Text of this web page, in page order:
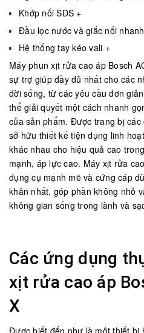
Khớp nối SDS +
Đầu lọc nước và giắc nối
Hệ thống tay kéo vali +
Máy phun xịt rửa cao áp Bosch
sự trợ giúp đầy đủ nhất cho các
đời sống, từ các yêu cầu đơn
thể giải quyết một cách nhanh
của sản phẩm. Được trang bị
sở hữu thiết kế tiện dụng linh
khác nhau cho hiệu quả cao
mạnh, áp lực cao. Máy xịt rửa
dụng cụ mạnh mẽ và cứng cáp
khăn nhất, góp phần không nhỏ
không gian sống trong lành và
Các ứng dụng
xịt rửa cao áp
X
Được biết đến như là một thiết bị